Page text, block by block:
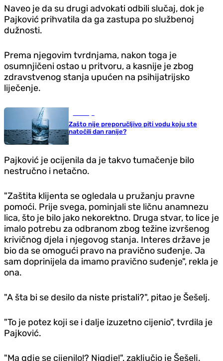
Naveo je da su drugi advokati odbili slučaj, dok je
Pajković prihvatila da ga zastupa po službenoj
dužnosti.
Prema njegovim tvrdnjama, nakon toga je
osumnjičeni ostao u pritvoru, a kasnije je zbog
zdravstvenog stanja upućen na psihijatrijsko
liječenje.
Zašto nije preporučljivo piti vodu koju ste
natočili dan ranije?
Pajković je ocijenila da je takvo tumačenje bilo
nestručno i netačno.
"Zaštita klijenta se ogledala u pružanju pravne
pomoći. Prije svega, pominjali ste ličnu anamnezu
lica, što je bilo jako nekorektno. Druga stvar, to lice je
imalo potrebu za odbranom zbog težine izvršenog
krivičnog djela i njegovog stanja. Interes države je
bio da se omogući pravo na pravično suđenje. Ja
sam doprinijela da imamo pravično suđenje", rekla je
ona.
"A šta bi se desilo da niste pristali?", pitao je Šešelj.
"To je potez koji se i dalje izuzetno cijenio", tvrdila je
Pajković.
"Ma gdje se cijenilo!? Nigdje!", zaključio je Šešelj.